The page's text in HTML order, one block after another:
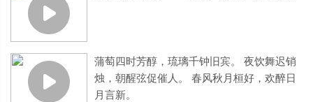
蒲萄四时芳醇，琉璃千钟旧宾。 夜饮舞迟销
烛，朝醒弦促催人。 春风秋月桓好，欢醉日
月言新。